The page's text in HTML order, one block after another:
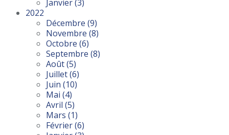
Janvier(3)
2022
Décembre (9)
Novembre (8)
Octobre (6)
Septembre (8)
Août(5)
Juillet(6)
Juin (10)
Mai (4)
Avril (5)
Mars (1)
Février(6)